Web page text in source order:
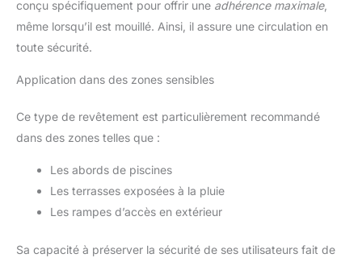
conçu spécifiquement pour offrir une adhérence maximale,
même lorsqu’il est mouillé. Ainsi, il assure une circulation en
toute sécurité.
Application dans des zones sensibles
Ce type de revêtement est particulièrement recommandé
dans des zones telles que :
Les abords de piscines
Les terrasses exposées à la pluie
Les rampes d’accès en extérieur
Sa capacité à préserver la sécurité de ses utilisateurs fait de